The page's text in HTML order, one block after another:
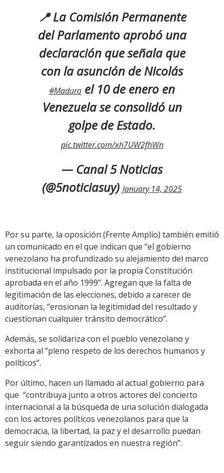
📍 La Comisión Permanente
del Parlamento aprobó una
declaración que señala que
con la asunción de Nicolás
#Maduro el 10 de enero en
Venezuela se consolidó un
golpe de Estado.
pic.twitter.com/xh7UW2fhWn
— Canal 5 Noticias
(@5noticiasuy) January 14, 2025
Por su parte, la oposición (Frente Amplio) también emitió
un comunicado en el que indican que “el gobierno
venezolano ha profundizado su alejamiento del marco
institucional impulsado por la propia Constitución
aprobada en el año 1999”. Agregan que la falta de
legitimación de las elecciones, debido a carecer de
auditorías, “erosionan la legitimidad del resultado y
cuestionan cualquier tránsito democrático”.
Además, se solidariza con el pueblo venezolano y
exhorta al “pleno respeto de los derechos humanos y
políticos”.
Por último, hacen un llamado al actual gobierno para
que “contribuya junto a otros actores del concierto
internacional a la búsqueda de una solución dialogada
con los actores políticos venezolanos para que la
democracia, la libertad, la paz y el desarrollo puedan
seguir siendo garantizados en nuestra región”.